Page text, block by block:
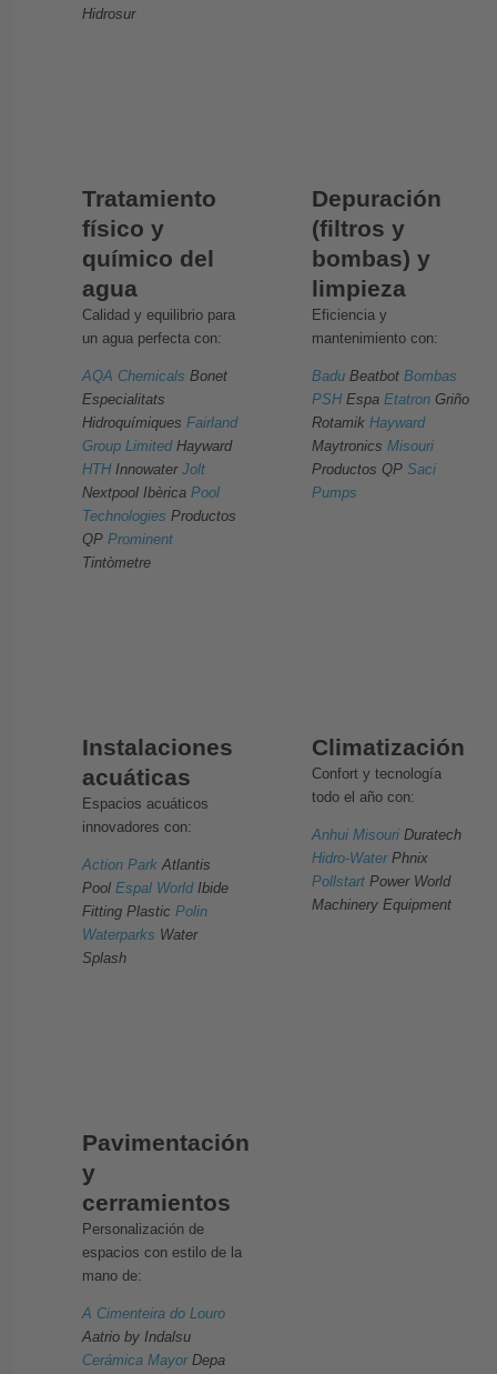
Hidrosur
Tratamiento
físico y
químico del
agua
Calidad y equilibrio para
un agua perfecta con:
AQA Chemicals Bonet
Especialitats
Hidroquímiques Fairland
Group Limited Hayward
HTH Innowater Jolt
Nextpool Ibèrica Pool
Technologies Productos
QP Prominent
Tintòmetre
Depuración
(filtros y
bombas) y
limpieza
Eficiencia y
mantenimiento con:
Badu Beatbot Bombas
PSH Espa Etatron Griño
Rotamik Hayward
Maytronics Misouri
Productos QP Saci
Pumps
Instalaciones
acuáticas
Espacios acuáticos
innovadores con:
Action ParkAtlantis
Pool Espal World Ibide
Fitting Plastic Polin
Waterparks Water
Splash
Climatización
Confort y tecnología
todo el año con:
Anhui Misouri Duratech
Hidro-Water Phnix
Pollstart Power World
Machinery Equipment
Pavimentación
y
cerramientos
Personalización de
espacios con estilo de la
mano de:
A Cimenteira do Louro
Aatrio by Indalsu
Cerámica Mayor Depa